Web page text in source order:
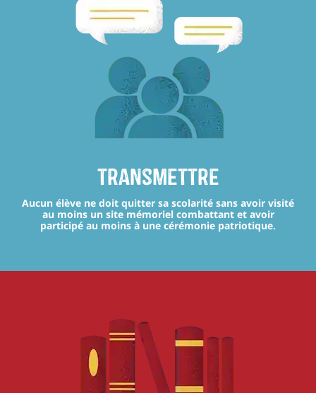
transmettre
Aucun élève ne doit quitter sa scolarité sans avoir visité
au moins un site mémoriel combattant et avoir
participé au moins à une cérémonie patriotique.